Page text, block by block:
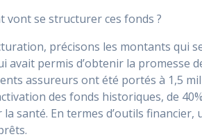
vont se structurer ces fonds ?
précisons les montants qui
avait permis d’obtenir la promesse
assureurs ont été portés à 1,5
des fonds historiques, de
santé. En termes d’outils